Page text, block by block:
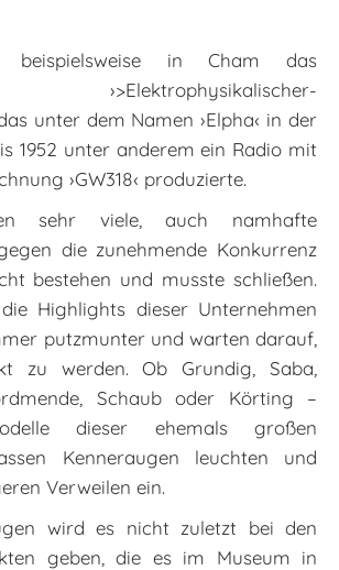
in Cham das
›>Elektrophysikalischer-
unter dem Namen ›Elpha‹ in der
1952 unter anderem ein Radio mit
›GW318‹ produzierte.
sehr viele, auch namhafte
die zunehmende Konkurrenz
bestehen und musste schließen.
Highlights dieser Unternehmen
putzmunter und warten darauf,
zu werden. Ob Grundig, Saba,
Schaub oder Körting –
dieser ehemals großen
Kenneraugen leuchten und
Verweilen ein.
wird es nicht zuletzt bei den
geben, die es im Museum in